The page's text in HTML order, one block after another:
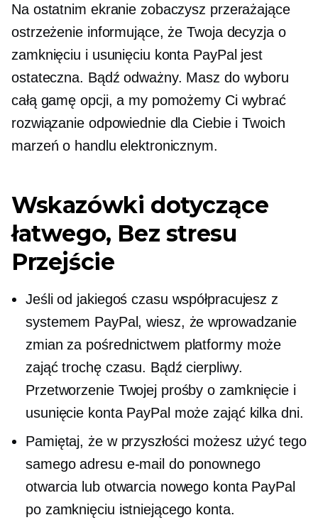
Na ostatnim ekranie zobaczysz przerażające
ostrzeżenie informujące, że Twoja decyzja o
zamknięciu i usunięciu konta PayPal jest
ostateczna. Bądź odważny. Masz do wyboru
całą gamę opcji, a my pomożemy Ci wybrać
rozwiązanie odpowiednie dla Ciebie i Twoich
marzeń o handlu elektronicznym.
Wskazówki dotyczące
łatwego, Bez stresu
Przejście
Jeśli od jakiegoś czasu współpracujesz z
systemem PayPal, wiesz, że wprowadzanie
zmian za pośrednictwem platformy może
zająć trochę czasu. Bądź cierpliwy.
Przetworzenie Twojej prośby o zamknięcie i
usunięcie konta PayPal może zająć kilka dni.
Pamiętaj, że w przyszłości możesz użyć tego
samego adresu e-mail do ponownego
otwarcia lub otwarcia nowego konta PayPal
po zamknięciu istniejącego konta.